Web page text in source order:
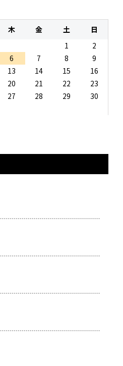
木 金 土
日
1
2
6 7 8
9
13 14 15
16
20 21 22
23
27 28 29
30